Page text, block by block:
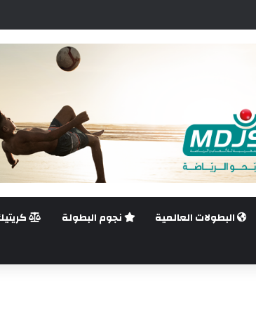
يقترب من الجراحة بعد قطع في الرباط الصليبي
البطولات العالمية نجوم البطولة